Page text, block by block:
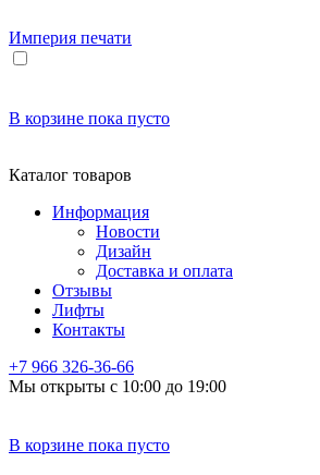
Империя печати
В корзине пока пусто
Каталог товаров
Информация
Новости
Дизайн
Доставка и оплата
Отзывы
Лифты
Контакты
+7 966 326-36-66
Мы открыты с 10:00 до 19:00
В корзине пока пусто